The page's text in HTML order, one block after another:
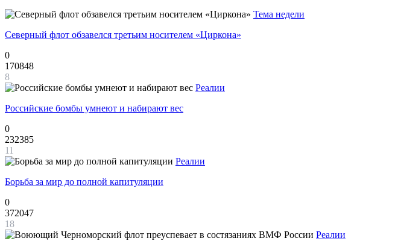
Тема недели
Северный флот обзавелся третьим носителем «Циркона»
0
170848
8
Реалии
Российские бомбы умнеют и набирают вес
0
232385
11
Реалии
Борьба за мир до полной капитуляции
0
372047
18
Реалии